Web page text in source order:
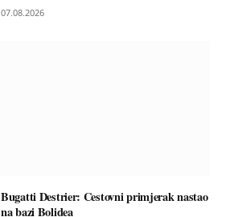
07.08.2026
Bugatti Destrier: Cestovni primjerak nastao
na bazi Bolidea